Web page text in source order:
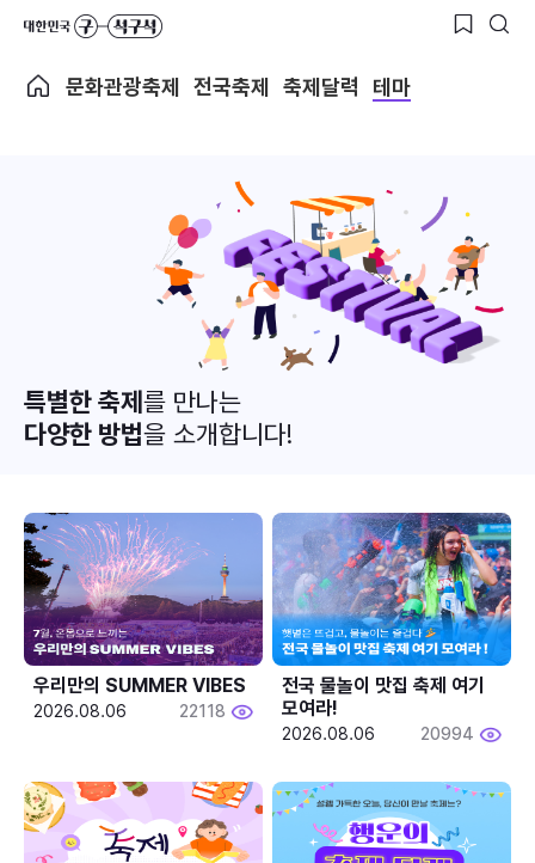
문화관광축제 전국축제 축제달력 테마
특별한 축제를 만나는
다양한 방법을 소개합니다!
우리만의 SUMMER VIBES
2026.08.06 22118
전국 물놀이 맛집 축제 여기
모여라!
2026.08.06 20994